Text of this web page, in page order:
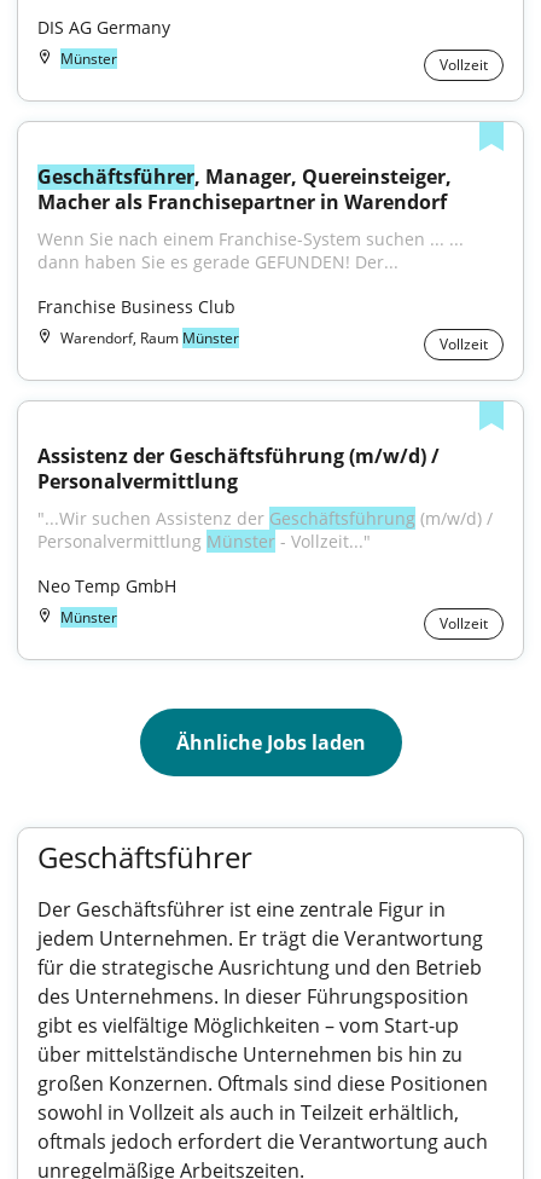
DIS AG Germany
Münster Vollzeit
Geschäftsführer, Manager, Quereinsteiger,
Macher als Franchisepartner in Warendorf
Wenn Sie nach einem Franchise-System suchen ... ...
dann haben Sie es gerade GEFUNDEN! Der...
Franchise Business Club
Warendorf, Raum Münster Vollzeit
Assistenz der Geschäftsführung (m/w/d) /
Personalvermittlung
"...Wir suchen Assistenz der Geschäftsführung (m/w/d) /
Personalvermittlung Münster - Vollzeit..."
Neo Temp GmbH
Münster Vollzeit
Ähnliche Jobs laden
Geschäftsführer
Der Geschäftsführer ist eine zentrale Figur in
jedem Unternehmen. Er trägt die Verantwortung
für die strategische Ausrichtung und den Betrieb
des Unternehmens. In dieser Führungsposition
gibt es vielfältige Möglichkeiten – vom Start-up
über mittelständische Unternehmen bis hin zu
großen Konzernen. Oftmals sind diese Positionen
sowohl in Vollzeit als auch in Teilzeit erhältlich,
oftmals jedoch erfordert die Verantwortung auch
unregelmäßige Arbeitszeiten.